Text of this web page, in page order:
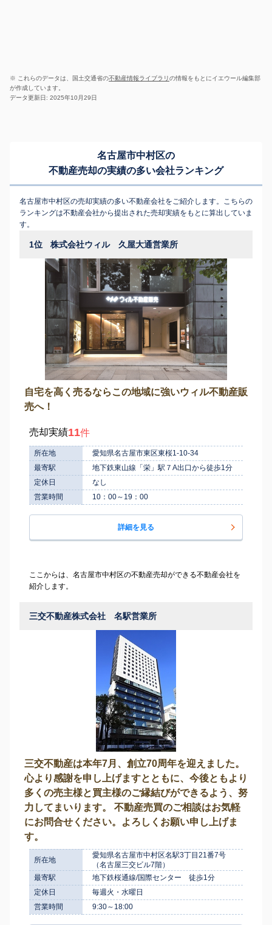
※ これらのデータは、国土交通省の不動産情報ライブラリの情報をもとにイエウール編集部
が作成しています。
データ更新日: 2025年10月29日
名古屋市中村区の
不動産売却の実績の多い会社ランキング
名古屋市中村区の売却実績の多い不動産会社をご紹介します。こちらの
ランキングは不動産会社から提出された売却実績をもとに算出していま
す。
1位 株式会社ウィル 久屋大通営業所
自宅を高く売るならこの地域に強いウィル不動産販
売へ！
売却実績11件
所在地
愛知県名古屋市東区東桜1-10-34
最寄駅
地下鉄東山線「栄」駅７A出口から徒歩1分
定休日
なし
営業時間
10：00～19：00
詳細を見る
ここからは、名古屋市中村区の不動産売却ができる不動産会社を
紹介します。
三交不動産株式会社 名駅営業所
三交不動産は本年7月、創立70周年を迎えました。
心より感謝を申し上げますとともに、今後ともより
多くの売主様と買主様のご縁結びができるよう、努
力してまいります。 不動産売買のご相談はお気軽
にお問合せください。よろしくお願い申し上げま
す。
所在地
愛知県名古屋市中村区名駅3丁目21番7号
（名古屋三交ビル7階）
最寄駅
地下鉄桜通線/国際センター 徒歩1分
定休日
毎週火・水曜日
営業時間
9:30～18:00